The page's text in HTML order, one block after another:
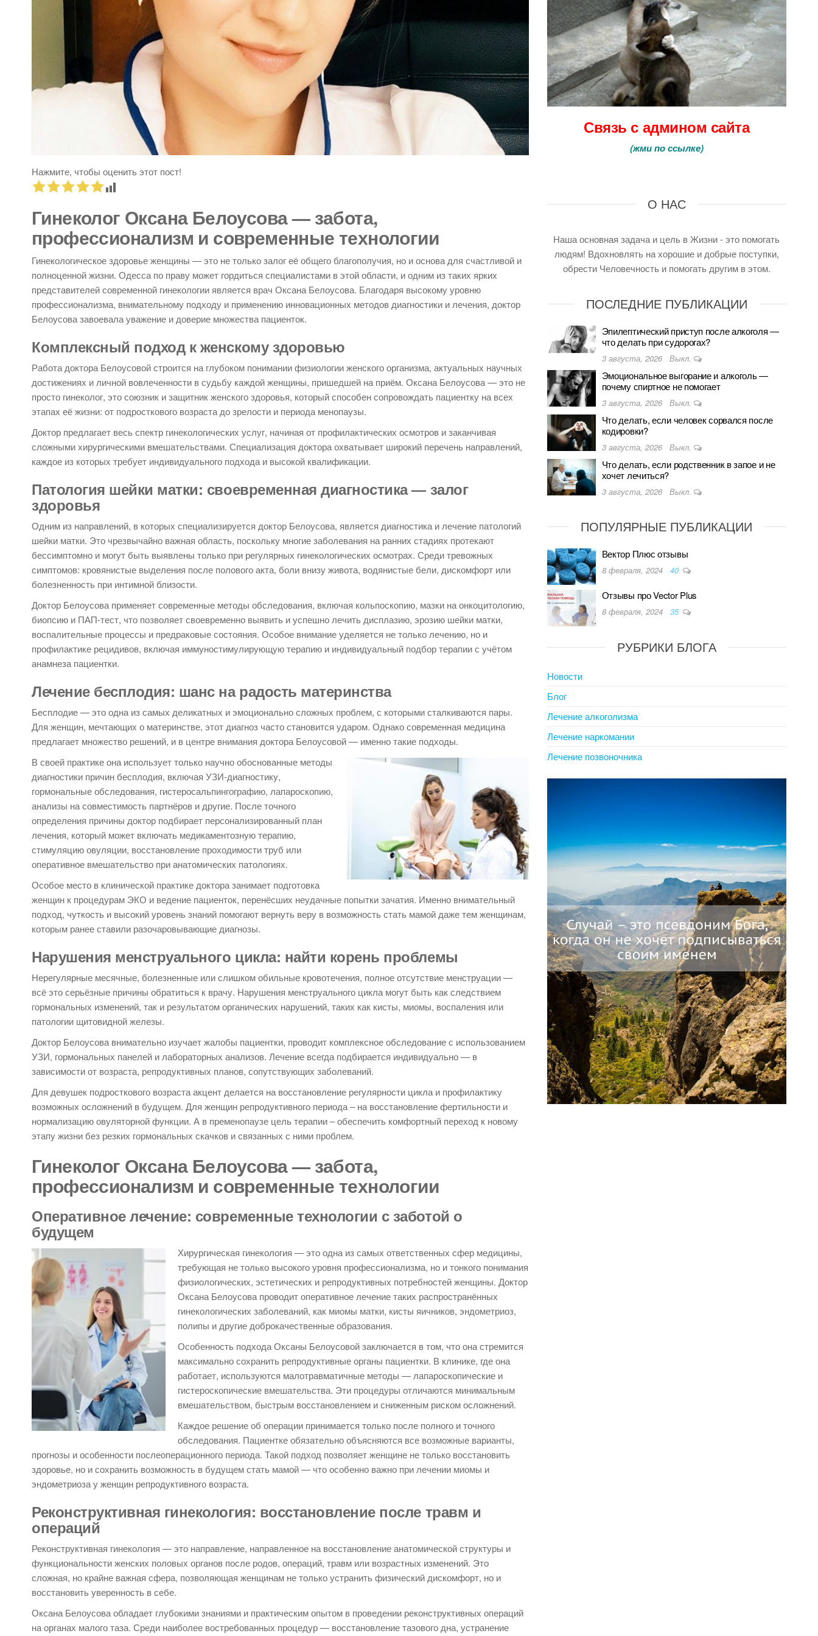
Нажмите, чтобы оценить этот пост!
Гинеколог Оксана Белоусова — забота,
профессионализм и современные технологии
Гинекологическое здоровье женщины — это не только залог её общего благополучия, но и основа для счастливой и
полноценной жизни. Одесса по праву может гордиться специалистами в этой области, и одним из таких ярких
представителей современной гинекологии является врач Оксана Белоусова. Благодаря высокому уровню
профессионализма, внимательному подходу и применению инновационных методов диагностики и лечения, доктор
Белоусова завоевала уважение и доверие множества пациенток.
Комплексный подход к женскому здоровью
Работа доктора Белоусовой строится на глубоком понимании физиологии женского организма, актуальных научных
достижениях и личной вовлеченности в судьбу каждой женщины, пришедшей на приём. Оксана Белоусова — это не
просто гинеколог, это союзник и защитник женского здоровья, который способен сопровождать пациентку на всех
этапах её жизни: от подросткового возраста до зрелости и периода менопаузы.
Доктор предлагает весь спектр гинекологических услуг, начиная от профилактических осмотров и заканчивая
сложными хирургическими вмешательствами. Специализация доктора охватывает широкий перечень направлений,
каждое из которых требует индивидуального подхода и высокой квалификации.
Патология шейки матки: своевременная диагностика — залог
здоровья
Одним из направлений, в которых специализируется доктор Белоусова, является диагностика и лечение патологий
шейки матки. Это чрезвычайно важная область, поскольку многие заболевания на ранних стадиях протекают
бессимптомно и могут быть выявлены только при регулярных гинекологических осмотрах. Среди тревожных
симптомов: кровянистые выделения после полового акта, боли внизу живота, водянистые бели, дискомфорт или
болезненность при интимной близости.
Доктор Белоусова применяет современные методы обследования, включая кольпоскопию, мазки на онкоцитологию,
биопсию и ПАП-тест, что позволяет своевременно выявить и успешно лечить дисплазию, эрозию шейки матки,
воспалительные процессы и предраковые состояния. Особое внимание уделяется не только лечению, но и
профилактике рецидивов, включая иммуностимулирующую терапию и индивидуальный подбор терапии с учётом
анамнеза пациентки.
Лечение бесплодия: шанс на радость материнства
Бесплодие — это одна из самых деликатных и эмоционально сложных проблем, с которыми сталкиваются пары.
Для женщин, мечтающих о материнстве, этот диагноз часто становится ударом. Однако современная медицина
предлагает множество решений, и в центре внимания доктора Белоусовой — именно такие подходы.
В своей практике она использует только научно обоснованные методы
диагностики причин бесплодия, включая УЗИ-диагностику,
гормональные обследования, гистеросальпингографию, лапароскопию,
анализы на совместимость партнёров и другие. После точного
определения причины доктор подбирает персонализированный план
лечения, который может включать медикаментозную терапию,
стимуляцию овуляции, восстановление проходимости труб или
оперативное вмешательство при анатомических патологиях.
Особое место в клинической практике доктора занимает подготовка
женщин к процедурам ЭКО и ведение пациенток, перенёсших неудачные попытки зачатия. Именно внимательный
подход, чуткость и высокий уровень знаний помогают вернуть веру в возможность стать мамой даже тем женщинам,
которым ранее ставили разочаровывающие диагнозы.
Нарушения менструального цикла: найти корень проблемы
Нерегулярные месячные, болезненные или слишком обильные кровотечения, полное отсутствие менструации —
всё это серьёзные причины обратиться к врачу. Нарушения менструального цикла могут быть как следствием
гормональных изменений, так и результатом органических нарушений, таких как кисты, миомы, воспаления или
патологии щитовидной железы.
Доктор Белоусова внимательно изучает жалобы пациентки, проводит комплексное обследование с использованием
УЗИ, гормональных панелей и лабораторных анализов. Лечение всегда подбирается индивидуально — в
зависимости от возраста, репродуктивных планов, сопутствующих заболеваний.
Для девушек подросткового возраста акцент делается на восстановление регулярности цикла и профилактику
возможных осложнений в будущем. Для женщин репродуктивного периода – на восстановление фертильности и
нормализацию овуляторной функции. А в пременопаузе цель терапии – обеспечить комфортный переход к новому
этапу жизни без резких гормональных скачков и связанных с ними проблем.
Гинеколог Оксана Белоусова — забота,
профессионализм и современные технологии
Оперативное лечение: современные технологии с заботой о
будущем
Хирургическая гинекология — это одна из самых ответственных сфер медицины,
требующая не только высокого уровня профессионализма, но и тонкого понимания
физиологических, эстетических и репродуктивных потребностей женщины. Доктор
Оксана Белоусова проводит оперативное лечение таких распространённых
гинекологических заболеваний, как миомы матки, кисты яичников, эндометриоз,
полипы и другие доброкачественные образования.
Особенность подхода Оксаны Белоусовой заключается в том, что она стремится
максимально сохранить репродуктивные органы пациентки. В клинике, где она
работает, используются малотравматичные методы — лапароскопические и
гистероскопические вмешательства. Эти процедуры отличаются минимальным
вмешательством, быстрым восстановлением и сниженным риском осложнений.
Каждое решение об операции принимается только после полного и точного
обследования. Пациентке обязательно объясняются все возможные варианты,
прогнозы и особенности послеоперационного периода. Такой подход позволяет женщине не только восстановить
здоровье, но и сохранить возможность в будущем стать мамой — что особенно важно при лечении миомы и
эндометриоза у женщин репродуктивного возраста.
Реконструктивная гинекология: восстановление после травм и
операций
Реконструктивная гинекология — это направление, направленное на восстановление анатомической структуры и
функциональности женских половых органов после родов, операций, травм или возрастных изменений. Это
сложная, но крайне важная сфера, позволяющая женщинам не только устранить физический дискомфорт, но и
восстановить уверенность в себе.
Оксана Белоусова обладает глубокими знаниями и практическим опытом в проведении реконструктивных операций
на органах малого таза. Среди наиболее востребованных процедур — восстановление тазового дна, устранение
Связь с админом сайта
(жми по ссылке)
О НАС
Наша основная задача и цель в Жизни - это помогать
людям! Вдохновлять на хорошие и добрые поступки,
обрести Человечность и помогать другим в этом.
ПОСЛЕДНИЕ ПУБЛИКАЦИИ
Эпилептический приступ после алкоголя —
что делать при судорогах?
3 августа, 2026 Выкл.
Эмоциональное выгорание и алкоголь —
почему спиртное не помогает
3 августа, 2026 Выкл.
Что делать, если человек сорвался после
кодировки?
3 августа, 2026 Выкл.
Что делать, если родственник в запое и не
хочет лечиться?
3 августа, 2026 Выкл.
ПОПУЛЯРНЫЕ ПУБЛИКАЦИИ
Вектор Плюс отзывы
8 февраля, 2024 40
Отзывы про Vector Plus
8 февраля, 2024 35
РУБРИКИ БЛОГА
Новости
Блог
Лечение алкоголизма
Лечение наркомании
Лечение позвоночника